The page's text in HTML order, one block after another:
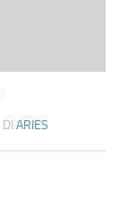
DI ARIES